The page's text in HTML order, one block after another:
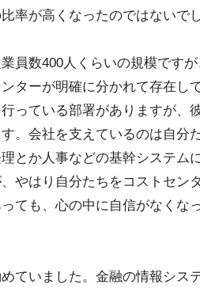
率が高くなったのではないで
員数400人くらいの規模です
ターが明確に分かれて存在し
っている部署がありますが、
。会社を支えているのは自分
とか人事などの基幹システム
やはり自分たちをコストセン
ても、心の中に自信がなくな
ていました。金融の情報シス